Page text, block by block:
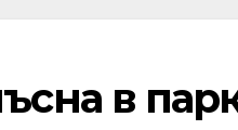
в